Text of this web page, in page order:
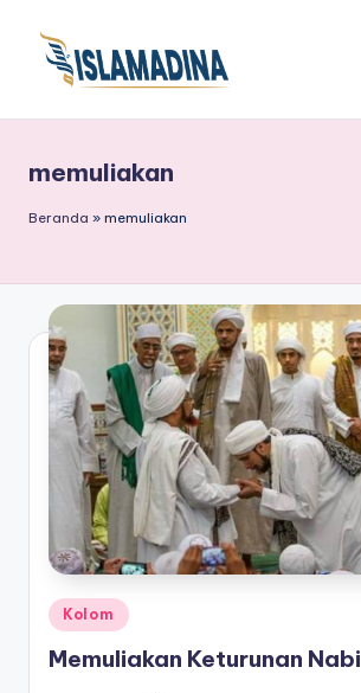
memuliakan
Beranda » memuliakan
Posted
in
Kolom
Memuliakan Keturunan Nabi